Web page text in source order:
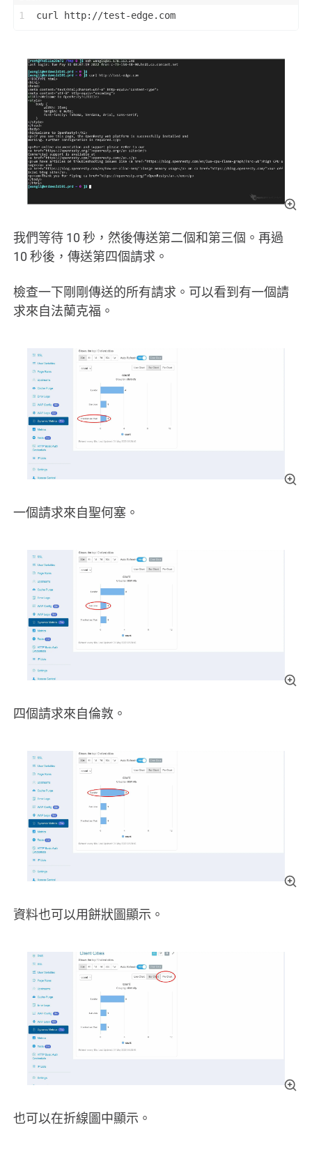
1 curl http://test-edge.com
我們等待 10 秒，然後傳送第二個和第三個。再過
10 秒後，傳送第四個請求。
檢查一下剛剛傳送的所有請求。可以看到有一個請
求來自法蘭克福。
一個請求來自聖何塞。
四個請求來自倫敦。
資料也可以用餅狀圖顯示。
也可以在折線圖中顯示。